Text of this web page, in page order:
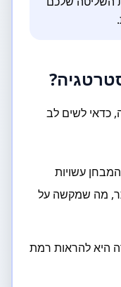
כדאי לשים לב
עשויות
מה שמקשה על
היא להראות רמת